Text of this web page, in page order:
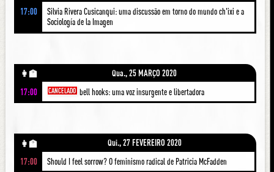
17:00
Silvia Rivera Cusicanqui: uma discussão em torno do mundo ch'ixi e a
Sociología de la Imagen
👩‍🏫
Qua., 25 MARÇO 2020
17:00
CANCELADO bell hooks: uma voz insurgente e libertadora
👩‍🏫
Qui., 27 FEVEREIRO 2020
17:00
Should I feel sorrow? O feminismo radical de Patricia McFadden